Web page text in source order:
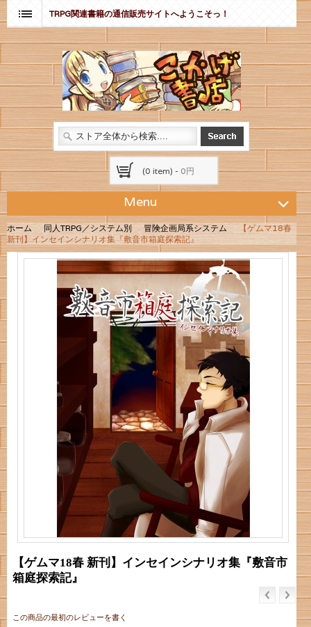
TRPG関連書籍の通信販売サイトへようこそっ！
(0 item) - 0円
Menu
ホーム 同人TRPG／システム別 冒険企画局系システム
【ゲムマ18春
新刊】インセインシナリオ集『敷音市箱庭探索記』
【ゲムマ18春 新刊】インセインシナリオ集『敷音市
箱庭探索記』
この商品の最初のレビューを書く